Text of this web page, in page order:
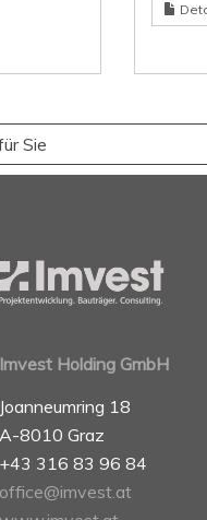
Sie
Imvest Holding GmbH
Joanneumring 18
A-8010 Graz
+43 316 83 96 84
office@imvest.at